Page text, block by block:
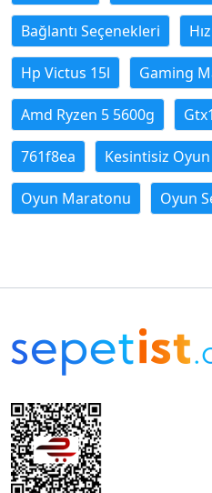
Bağlantı Seçenekleri
Hp Victus 15l Gaming
Amd Ryzen 5 5600g
761f8ea Kesintisiz Oyun
Oyun Maratonu Oyun